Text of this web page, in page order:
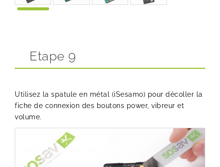
Etape 9
Utilisez la spatule en métal (iSesamo) pour décoller la
fiche de connexion des boutons power, vibreur et
volume.